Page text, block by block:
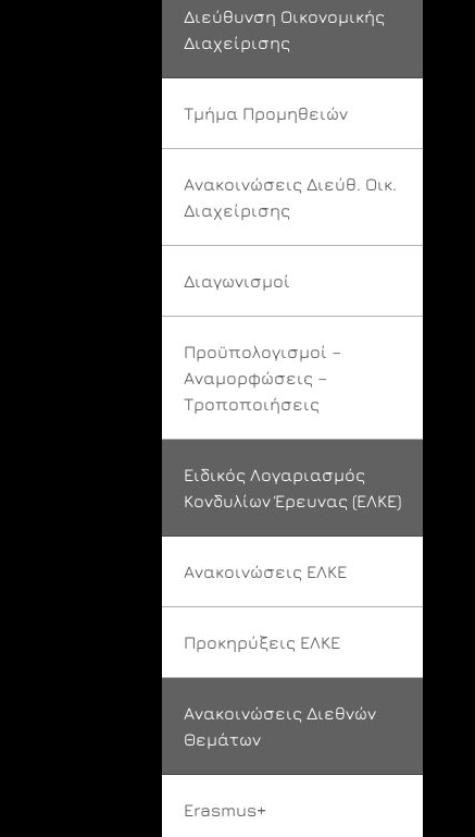
Διεύθυνση Οικονομικής
Διαχείρισης
Τμήμα Προμηθειών
Ανακοινώσεις Διεύθ. Οικ.
Διαχείρισης
Διαγωνισμοί
Προϋπολογισμοί –
Αναμορφώσεις –
Τροποποιήσεις
Ειδικός Λογαριασμός
Κονδυλίων Έρευνας (ΕΛΚΕ)
Ανακοινώσεις ΕΛΚΕ
Προκηρύξεις ΕΛΚΕ
Ανακοινώσεις Διεθνών
Θεμάτων
Erasmus+